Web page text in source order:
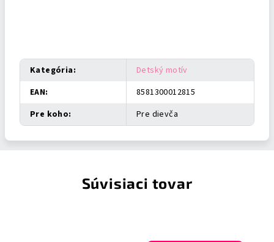
Kategória:
Detský motív
EAN:
8581300012815
Pre koho: Pre dievča
Súvisiaci tovar